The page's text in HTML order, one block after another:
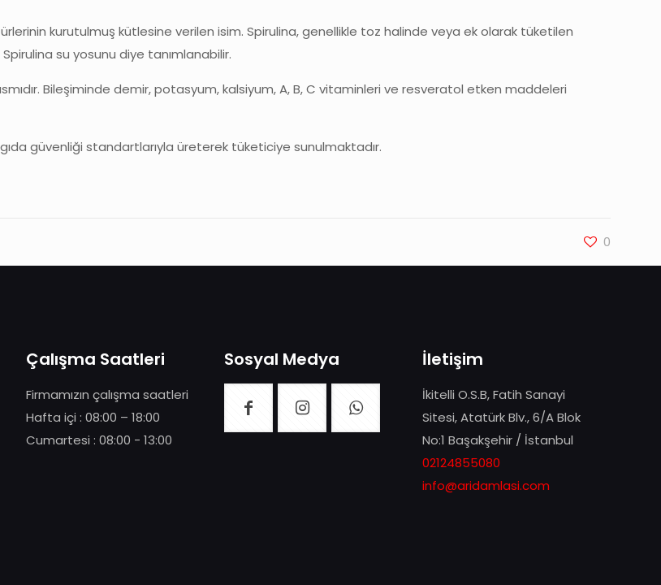
kurutulmuş kütlesine verilen isim. Spirulina, genellikle toz halinde veya ek olarak tüketilen
su yosunu diye tanımlanabilir.
Bileşiminde demir, potasyum, kalsiyum, A, B, C vitaminleri ve resveratol etken maddeleri
güvenliği standartlarıyla üreterek tüketiciye sunulmaktadır.
0
Çalışma Saatleri
Firmamızın çalışma saatleri
Hafta içi : 08:00 – 18:00
Cumartesi : 08:00 - 13:00
Sosyal Medya İletişim
İkitelli O.S.B, Fatih Sanayi
Sitesi, Atatürk Blv., 6/A Blok
No:1 Başakşehir / İstanbul
02124855080
info@aridamlasi.com